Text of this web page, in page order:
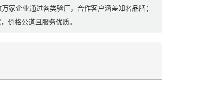
家企业通过各类验厂，合作客户涵盖知名品牌；
价格公道且服务优质。